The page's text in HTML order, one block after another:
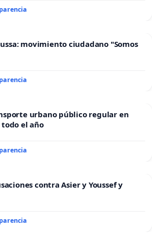
movimiento ciudadano "Somos
urbano público regular en
el año
contra Asier y Youssef y